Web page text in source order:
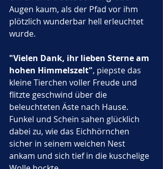
Augen kaum, als der Pfad vor ihm
plötzlich wunderbar hell erleuchtet
wurde.
"Vielen Dank, ihr lieben Sterne am
hohen Himmelszelt", piepste das
kleine Tierchen voller Freude und
flitzte geschwind über die
beleuchteten Äste nach Hause.
Funkel und Schein sahen glücklich
dabei zu, wie das Eichhörnchen
sicher in seinem weichen Nest
ankam und sich tief in die kuschelige